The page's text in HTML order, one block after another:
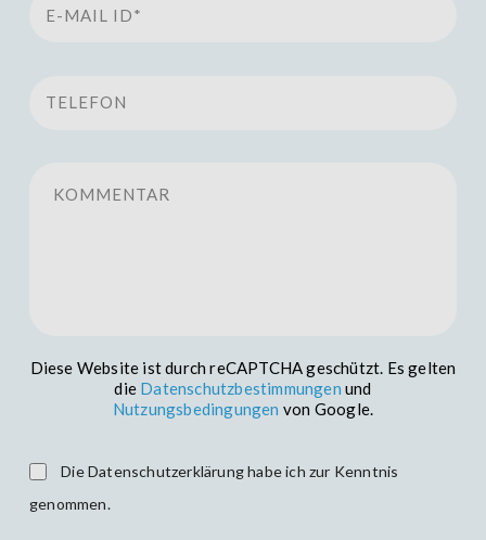
Diese Website ist durch reCAPTCHA geschützt. Es gelten
die Datenschutzbestimmungen und
Nutzungsbedingungen von Google.
Die Datenschutzerklärung habe ich zur Kenntnis
genommen.